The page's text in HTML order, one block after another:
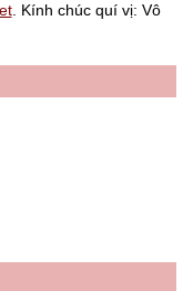
. Kính chúc quí vị: Vô